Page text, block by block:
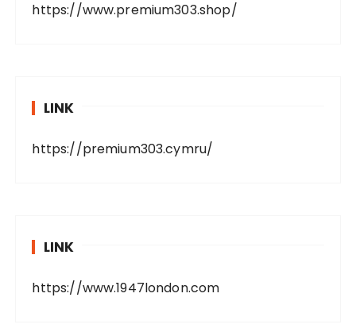
https://www.premium303.shop/
LINK
https://premium303.cymru/
LINK
https://www.1947london.com